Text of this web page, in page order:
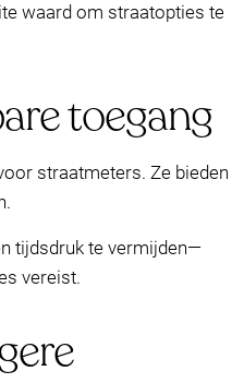
waard om straatopties te
toegang
straatmeters. Ze bieden
tijdsdruk te vermijden—
vereist.